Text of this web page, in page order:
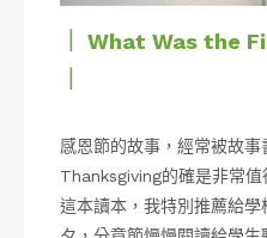
｜ What Was the
感恩節的故事，經常被故事
Thanksgiving的確是非常值
這本讀本，我特別推薦給